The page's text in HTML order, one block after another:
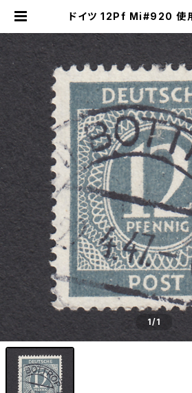
ドイツ 12Pf Mi#920 使
スタンプのネットショッ
1/1